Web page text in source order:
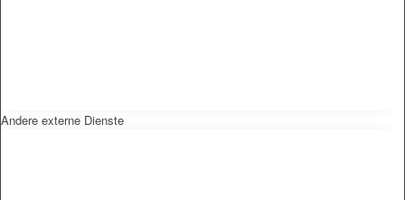
Andere externe Dienste